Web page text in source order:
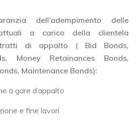
dell’adempimento delle
a carico della clientela
di appalto ( Bid Bonds,
Money Retainances Bonds,
Maintenance Bonds):
a gare d’appalto
e fine lavori